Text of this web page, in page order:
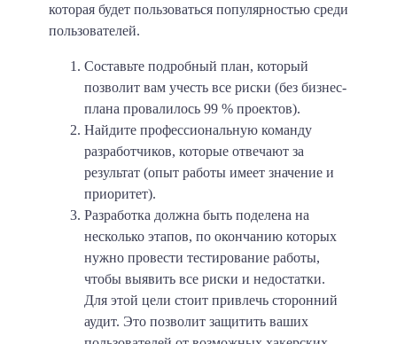
которая будет пользоваться популярностью среди
пользователей.
Составьте подробный план, который
позволит вам учесть все риски (без бизнес-
плана провалилось 99 % проектов).
Найдите профессиональную команду
разработчиков, которые отвечают за
результат (опыт работы имеет значение и
приоритет).
Разработка должна быть поделена на
несколько этапов, по окончанию которых
нужно провести тестирование работы,
чтобы выявить все риски и недостатки.
Для этой цели стоит привлечь сторонний
аудит. Это позволит защитить ваших